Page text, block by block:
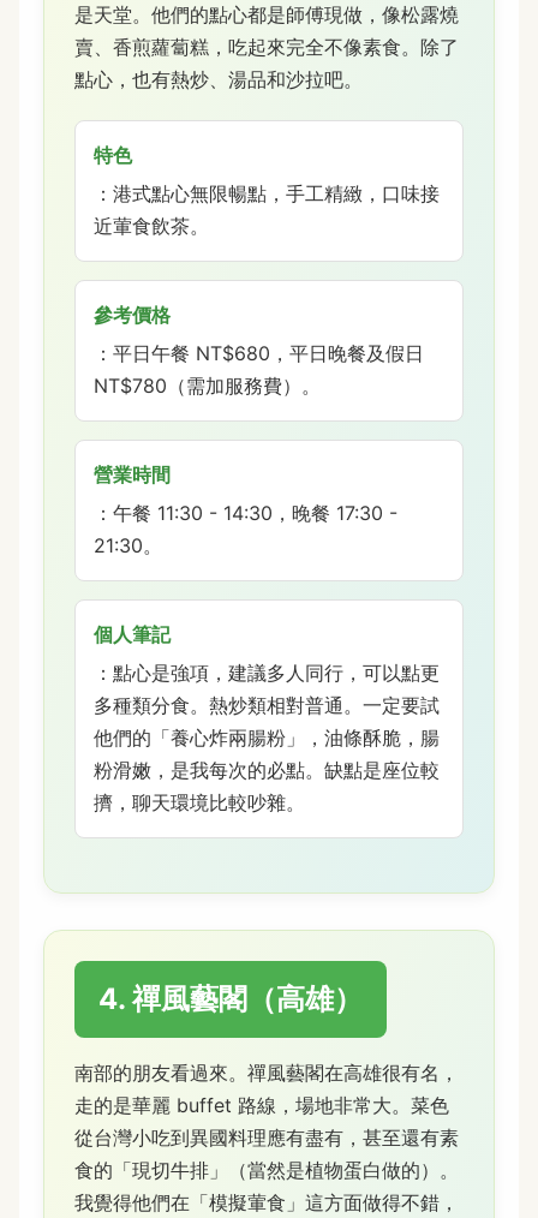
是天堂。他們的點心都是師傅現做，像松露燒
賣、香煎蘿蔔糕，吃起來完全不像素食。除了
點心，也有熱炒、湯品和沙拉吧。
特色
：港式點心無限暢點，手工精緻，口味接
近葷食飲茶。
參考價格
：平日午餐 NT$680，平日晚餐及假日
NT$780（需加服務費）。
營業時間
：午餐 11:30 - 14:30，晚餐 17:30 -
21:30。
個人筆記
：點心是強項，建議多人同行，可以點更
多種類分食。熱炒類相對普通。一定要試
他們的「養心炸兩腸粉」，油條酥脆，腸
粉滑嫩，是我每次的必點。缺點是座位較
擠，聊天環境比較吵雜。
4. 禪風藝閣（高雄）
南部的朋友看過來。禪風藝閣在高雄很有名，
走的是華麗 buffet 路線，場地非常大。菜色
從台灣小吃到異國料理應有盡有，甚至還有素
食的「現切牛排」（當然是植物蛋白做的）。
我覺得他們在「模擬葷食」這方面做得不錯，